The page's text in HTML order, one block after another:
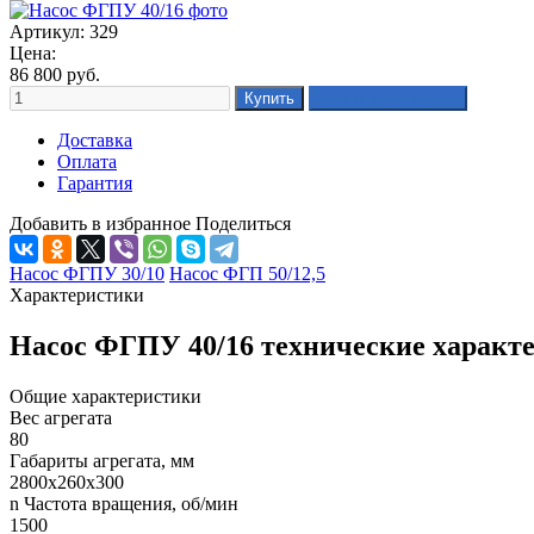
Артикул: 329
Цена:
86 800 руб.
Доставка
Оплата
Гарантия
Добавить в избранное Поделиться
Насос ФГПУ 30/10 Насос ФГП 50/12,5
Характеристики
Насос ФГПУ 40/16 технические
Общие характеристики
Вес агрегата
80
Габариты агрегата, мм
2800х260х300
n Частота вращения, об/мин
1500